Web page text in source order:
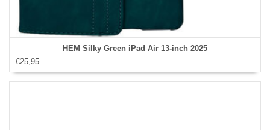
HEM Silky Green iPad Air 13‑inch 2025
€25,95